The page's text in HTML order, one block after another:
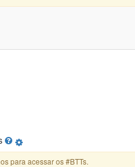
para acessar os #BTTs.